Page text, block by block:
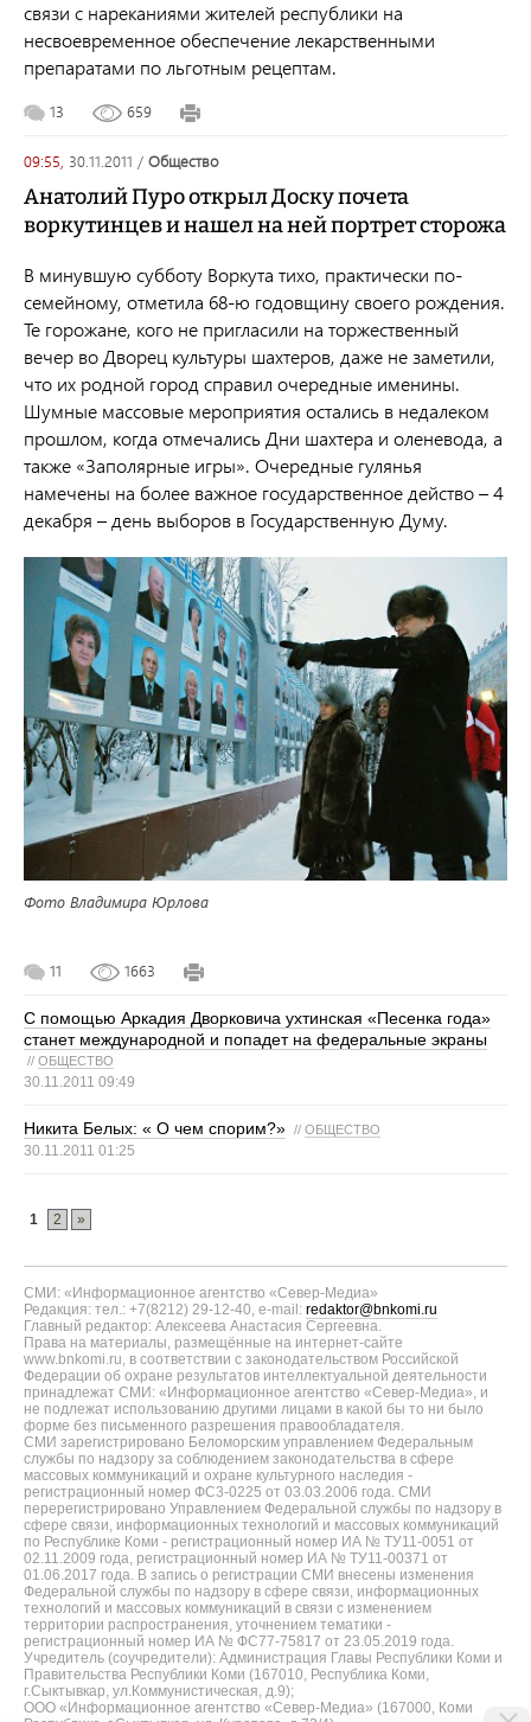
связи с нареканиями жителей республики на
несвоевременное обеспечение лекарственными
препаратами по льготным рецептам.
13 659
09:55, 30.11.2011 / общество
Анатолий Пуро открыл Доску почета
воркутинцев и нашел на ней портрет сторожа
В минувшую субботу Воркута тихо, практически по-
семейному, отметила 68-ю годовщину своего рождения.
Те горожане, кого не пригласили на торжественный
вечер во Дворец культуры шахтеров, даже не заметили,
что их родной город справил очередные именины.
Шумные массовые мероприятия остались в недалеком
прошлом, когда отмечались Дни шахтера и оленевода, а
также «Заполярные игры». Очередные гулянья
намечены на более важное государственное действо – 4
декабря – день выборов в Государственную Думу.
Фото Владимира Юрлова
11 1663
С помощью Аркадия Дворковича ухтинская «Песенка года»
станет международной и попадет на федеральные экраны
// ОБЩЕСТВО
30.11.2011 09:49
Никита Белых: « О чем спорим?» // ОБЩЕСТВО
30.11.2011 01:25
1 2 »
СМИ: «Информационное агентство «Север-Медиа»
Редакция: тел.: +7(8212) 29-12-40, e-mail: redaktor@bnkomi.ru
Главный редактор: Алексеева Анастасия Сергеевна.
Права на материалы, размещённые на интернет-сайте
www.bnkomi.ru, в соответствии с законодательством Российской
Федерации об охране результатов интеллектуальной деятельности
принадлежат СМИ: «Информационное агентство «Север-Медиа», и
не подлежат использованию другими лицами в какой бы то ни было
форме без письменного разрешения правообладателя.
СМИ зарегистрировано Беломорским управлением Федеральным
службы по надзору за соблюдением законодательства в сфере
массовых коммуникаций и охране культурного наследия -
регистрационный номер ФС3-0225 от 03.03.2006 года. СМИ
перерегистрировано Управлением Федеральной службы по надзору в
сфере связи, информационных технологий и массовых коммуникаций
по Республике Коми - регистрационный номер ИА № ТУ11-0051 от
02.11.2009 года, регистрационный номер ИА № ТУ11-00371 от
01.06.2017 года. В запись о регистрации СМИ внесены изменения
Федеральной службы по надзору в сфере связи, информационных
технологий и массовых коммуникаций в связи с изменением
территории распространения, уточнением тематики -
регистрационный номер ИА № ФС77-75817 от 23.05.2019 года.
Учредитель (соучредители): Администрация Главы Республики Коми и
Правительства Республики Коми (167010, Республика Коми,
г.Сыктывкар, ул.Коммунистическая, д.9);
ООО «Информационное агентство «Север-Медиа» (167000, Коми